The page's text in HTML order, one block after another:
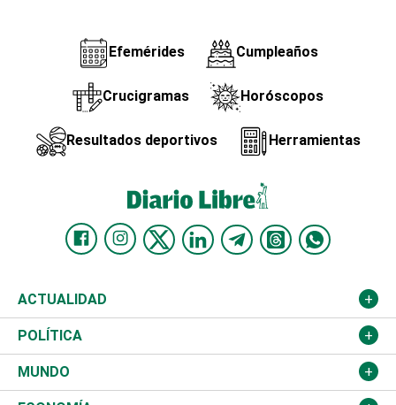
Efemérides Cumpleaños
Crucigramas Horóscopos
Resultados deportivos Herramientas
ACTUALIDAD
Nacional
Ciudad
POLÍTICA
Partidos
MUNDO